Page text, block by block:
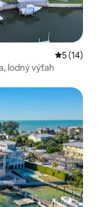
5 (14)
lodný výťah